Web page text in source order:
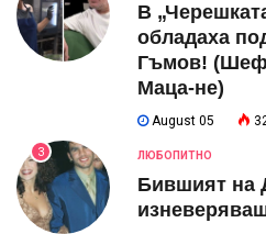
В
обладаха
Гъмов! (Шеф
Маца-не)
August 05
3 ЛЮБОПИТНО
Бившият на